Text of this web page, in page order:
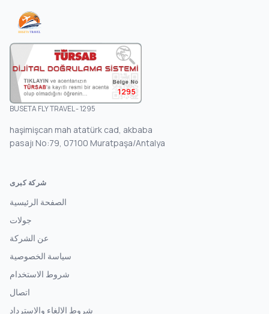
1295
BUSETA FLY TRAVEL - 1295
haşimişcan mah atatürk cad, akbaba
pasajı No:79, 07100 Muratpaşa/Antalya
شركة كبرى
الصفحة الرئيسية
جولات
عن الشركة
سياسة الخصوصية
شروط الاستخدام
اتصال
شروط الإلغاء والاسترداد